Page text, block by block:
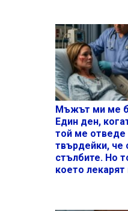
Мъжът ми ме
Един ден,
той ме отведе
твърдейки, че
стълбите. Но
което лекарят